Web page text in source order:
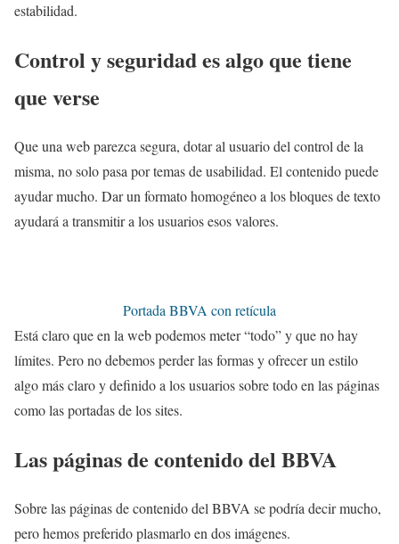
estabilidad.
Control y seguridad es algo que tiene
que verse
Que una web parezca segura, dotar al usuario del control de la
misma, no solo pasa por temas de usabilidad. El contenido puede
ayudar mucho. Dar un formato homogéneo a los bloques de texto
ayudará a transmitir a los usuarios esos valores.
Portada BBVA con retícula
Está claro que en la web podemos meter “todo” y que no hay
límites. Pero no debemos perder las formas y ofrecer un estilo
algo más claro y definido a los usuarios sobre todo en las páginas
como las portadas de los sites.
Las páginas de contenido del BBVA
Sobre las páginas de contenido del BBVA se podría decir mucho,
pero hemos preferido plasmarlo en dos imágenes.